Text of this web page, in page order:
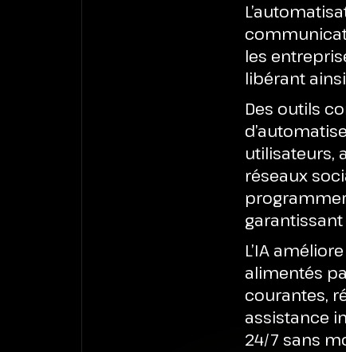
les
libérant
Des outils
utilisateurs,
réseaux
L’IA
alimentés
courantes,
assistance
24/7 sans